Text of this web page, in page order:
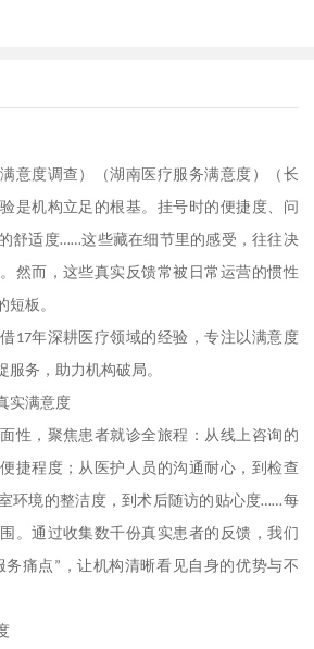
满意度调查）（湖南医疗服务满意度）（长
是机构立足的根基。挂号时的便捷度、问
舒适度……这些藏在细节里的感受，往往决
然而，这些真实反馈常被日常运营的惯性
短板。
17年深耕医疗领域的经验，专注以满意度
务，助力机构破局。
实满意度
性，聚焦患者就诊全旅程：从线上咨询的
捷程度；从医护人员的沟通耐心，到检查
环境的整洁度，到术后随访的贴心度……每
。通过收集数千份真实患者的反馈，我们
务痛点 ” ，让机构清晰看见自身的优势与不